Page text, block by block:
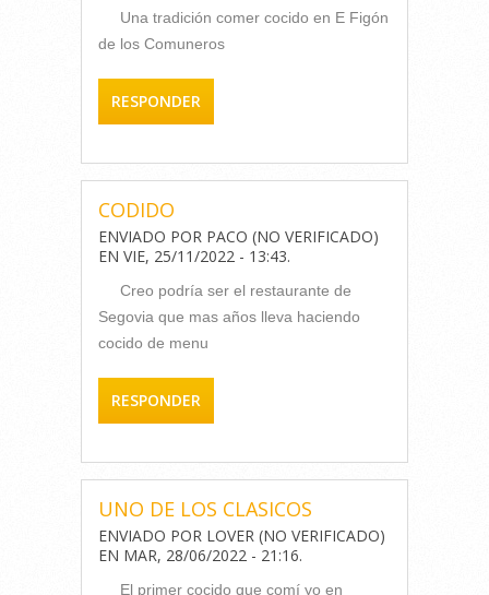
Una tradición comer cocido en E Figón
de los Comuneros
RESPONDER
CODIDO
ENVIADO POR PACO (NO VERIFICADO)
EN VIE, 25/11/2022 - 13:43.
Creo podría ser el restaurante de
Segovia que mas años lleva haciendo
cocido de menu
RESPONDER
UNO DE LOS CLASICOS
ENVIADO POR LOVER (NO VERIFICADO)
EN MAR, 28/06/2022 - 21:16.